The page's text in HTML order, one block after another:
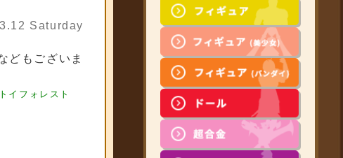
Saturday
どもございま
イフォレスト